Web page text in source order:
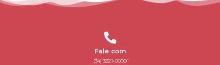
Fale com
(34) 3321-0000